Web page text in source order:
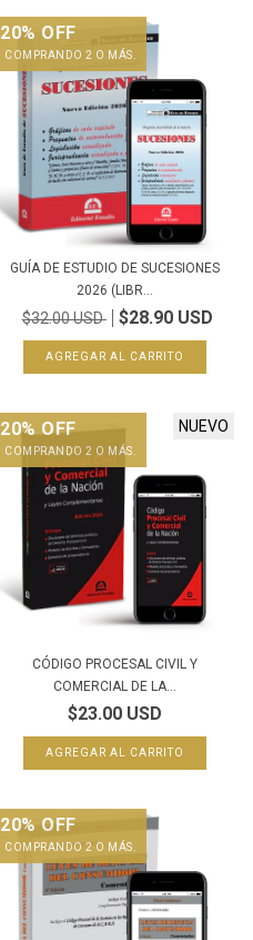
20% OFF
COMPRANDO 2 O MÁS.
GUÍA DE ESTUDIO DE SUCESIONES
2026 (LIBR...
$32.00 USD $28.90 USD
20% OFF
COMPRANDO 2 O MÁS.
NUEVO
CÓDIGO PROCESAL CIVIL Y
COMERCIAL DE LA...
$23.00 USD
20% OFF
COMPRANDO 2 O MÁS.